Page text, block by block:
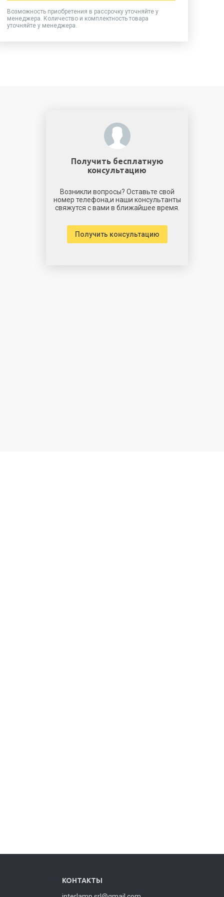
Возможность приобретения в рассрочку уточняйте у
менеджера. Количество и комплектность товара
уточняйте у менеджера.
Получить бесплатную
консультацию
Возникли вопросы? Оставьте свой
номер телефона,и наши консультанты
свяжутся с вами в ближайшее время.
Получить консультацию
КОНТАКТЫ